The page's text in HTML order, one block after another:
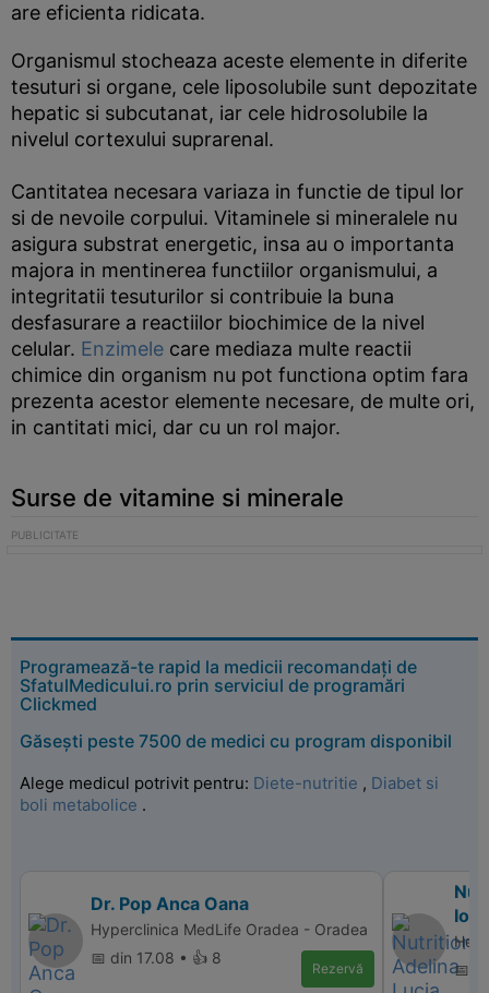
are eficienta ridicata.
Organismul stocheaza aceste elemente in diferite
tesuturi si organe, cele liposolubile sunt depozitate
hepatic si subcutanat, iar cele hidrosolubile la
nivelul cortexului suprarenal.
Cantitatea necesara variaza in functie de tipul lor
si de nevoile corpului. Vitaminele si mineralele nu
asigura substrat energetic, insa au o importanta
majora in mentinerea functiilor organismului, a
integritatii tesuturilor si contribuie la buna
desfasurare a reactiilor biochimice de la nivel
celular. Enzimele care mediaza multe reactii
chimice din organism nu pot functiona optim fara
prezenta acestor elemente necesare, de multe ori,
in cantitati mici, dar cu un rol major.
Surse de vitamine si minerale
Programează-te rapid la medicii recomandați de
SfatulMedicului.ro prin serviciul de programări
Clickmed
Găsești peste 7500 de medici cu program disponibil
Alege medicul potrivit pentru: Diete-nutritie , Diabet si
boli metabolice .
Dr. Pop Anca Oana
Hyperclinica MedLife Oradea - Oradea
📅 din 17.08 • 👍 8
Rezervă
📅